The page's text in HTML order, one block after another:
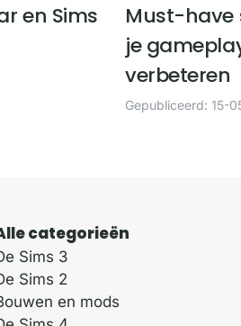
en Sims
Must-have
je
verbeteren
Gepubliceerd: 15-
categorieën
Sims 3
Sims 2
en mods